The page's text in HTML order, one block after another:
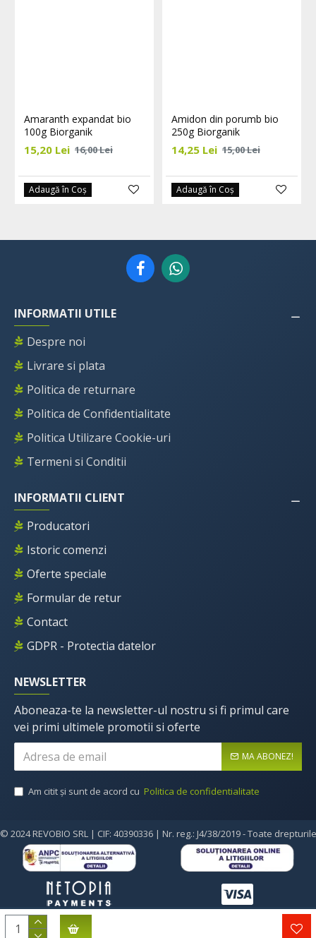
Amaranth expandat bio
100g Biorganik
15,20 Lei 16,00 Lei
Adaugă în Coş
Amidon din porumb bio
250g Biorganik
14,25 Lei 15,00 Lei
Adaugă în Coş
INFORMATII UTILE
Despre noi
Livrare si plata
Politica de returnare
Politica de Confidentialitate
Politica Utilizare Cookie-uri
Termeni si Conditii
INFORMATII CLIENT
Producatori
Istoric comenzi
Oferte speciale
Formular de retur
Contact
GDPR - Protectia datelor
NEWSLETTER
Aboneaza-te la newsletter-ul nostru si fi primul care
vei primi ultimele promotii si oferte
MA ABONEZ!
Am citit şi sunt de acord cu Politica de confidentialitate
© 2024 REVOBIO SRL | CIF: 40390336 | Nr. reg.: J4/38/2019 - Toate